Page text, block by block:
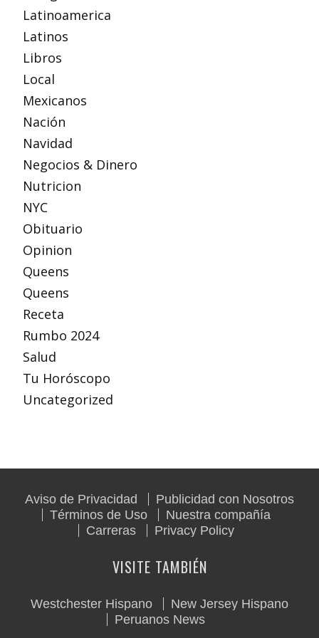
Latinoamerica
Latinos
Libros
Local
Mexicanos
Nación
Navidad
Negocios & Dinero
Nutricion
NYC
Obituario
Opinion
Queens
Queens
Receta
Rumbo 2024
Salud
Tu Horóscopo
Uncategorized
Aviso de Privacidad
Publicidad con Nosotros
Términos de Uso
Nuestra compañía
Carreras
Privacy Policy
VISITE TAMBIÉN
Westchester Hispano
New Jersey Hispano
Peruanos News